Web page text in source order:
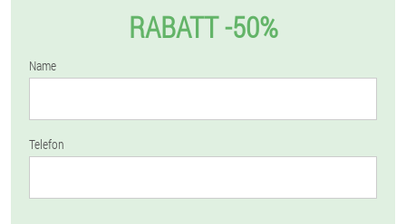
RABATT -50%
Name
Telefon